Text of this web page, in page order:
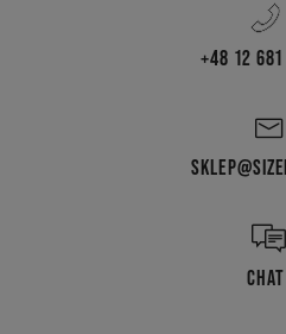
+48 12
CHAT